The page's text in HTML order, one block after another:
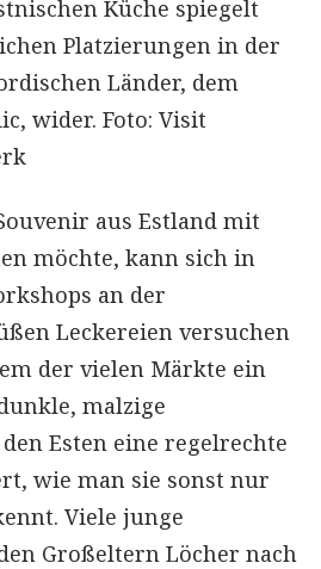
Küche spiegelt
Platzierungen in der
Länder, dem
wider. Foto: Visit
aus Estland mit
möchte, kann sich in
an der
Leckereien versuchen
der vielen Märkte ein
malzige
Esten eine regelrechte
wie man sie sonst nur
Viele junge
Großeltern Löcher nach